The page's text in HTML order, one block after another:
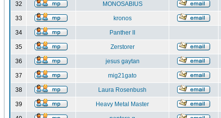
32 MONOSABIUS
33 kronos
34 Panther II
35 Zerstorer
36 jesus gaytan
37 mig21gato
38 Laura Rosenbush
39 Heavy Metal Master